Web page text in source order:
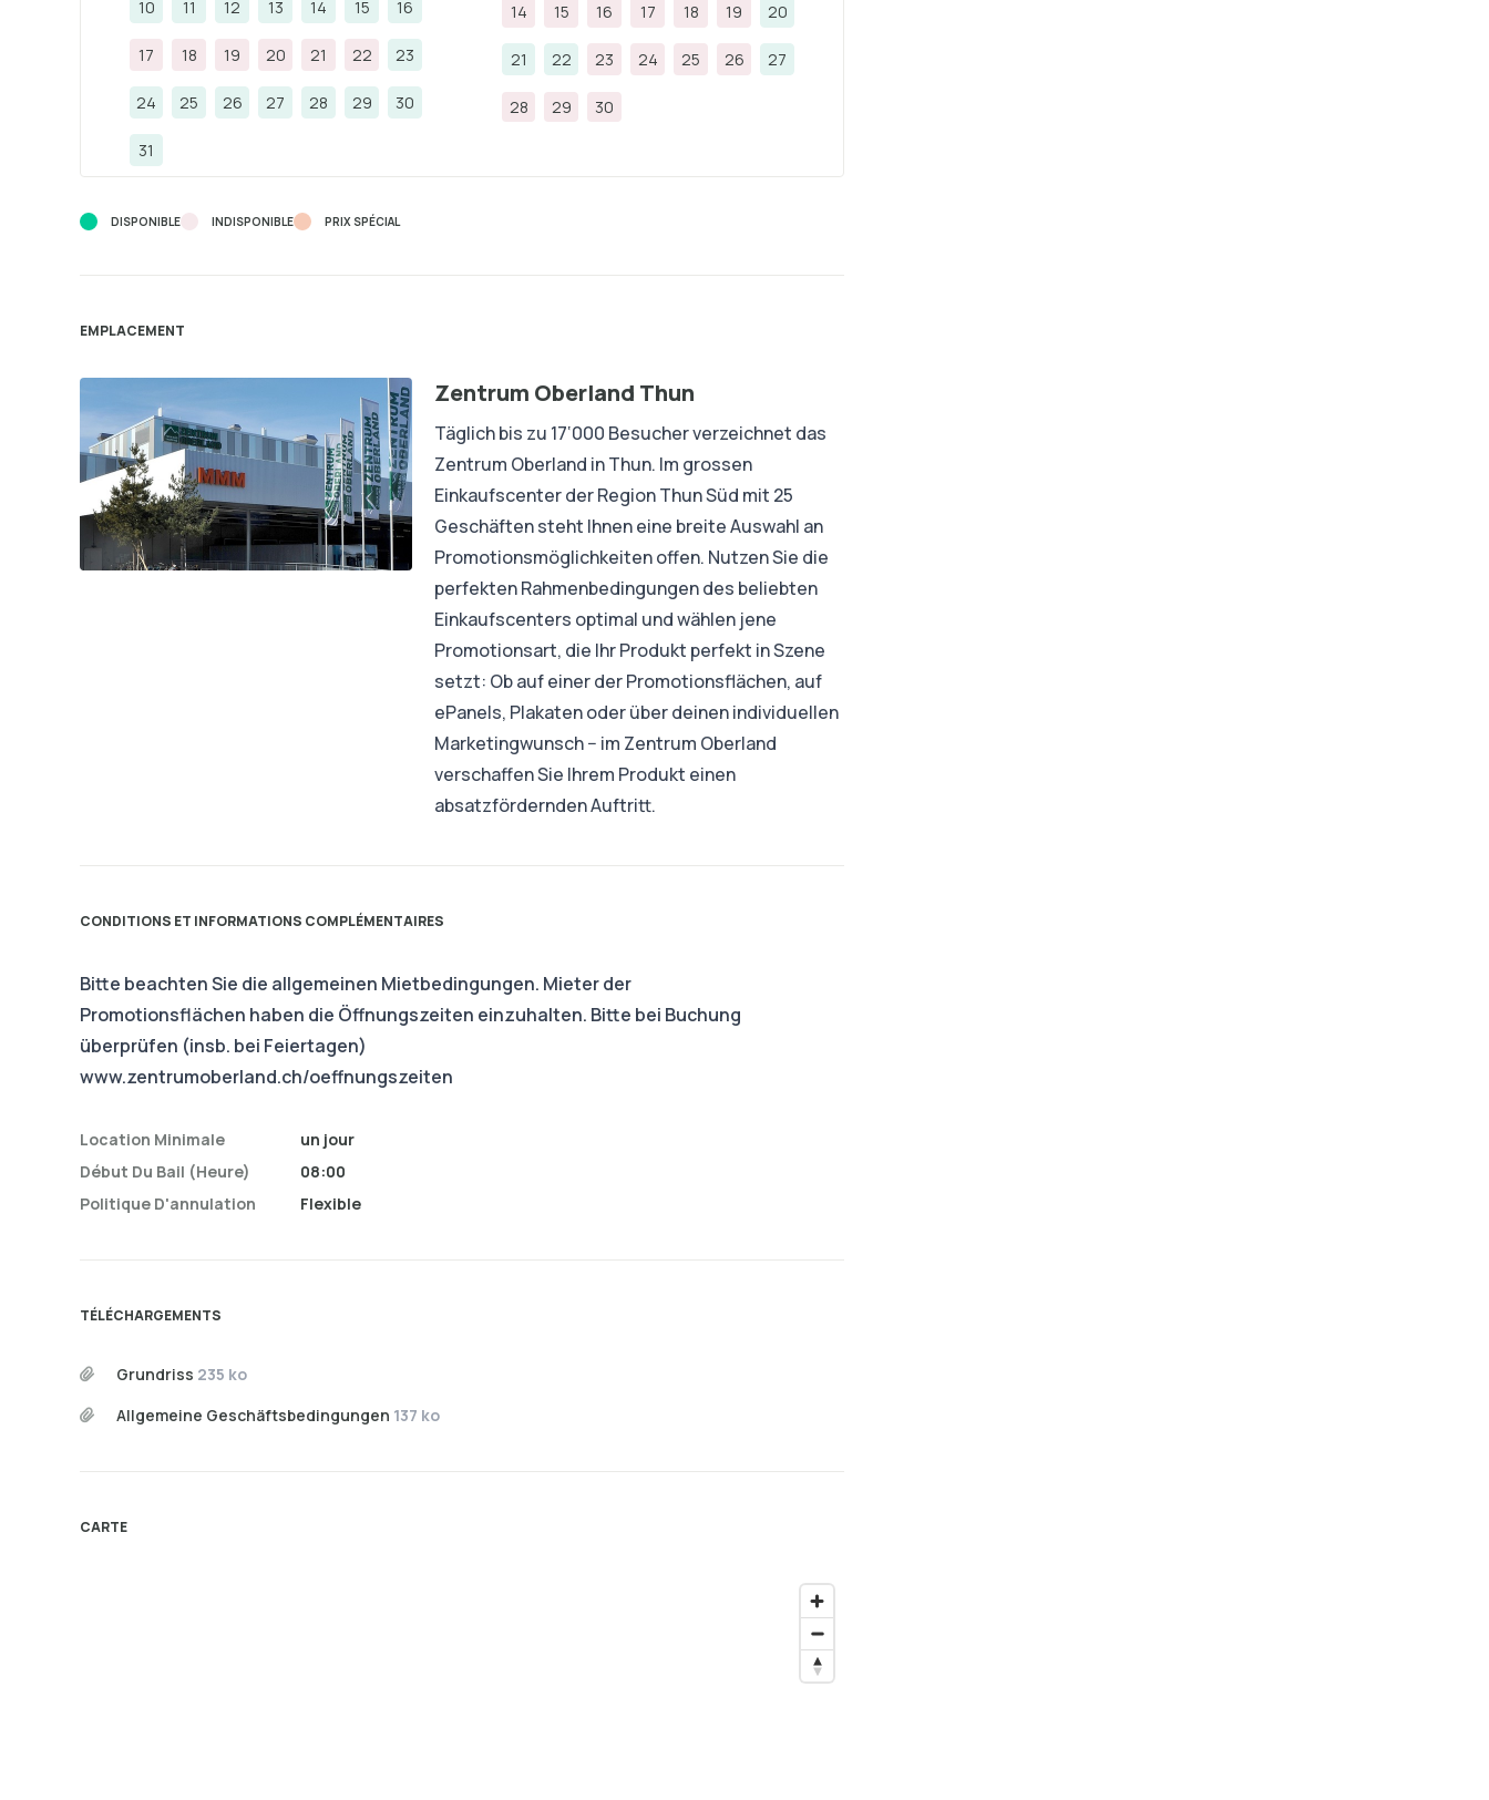
10 11 12 13 14 15 16
17 18 19 20 21 22 23
24 25 26 27 28 29 30
31
14 15 16 17 18 19 20
21 22 23 24 25 26 27
28 29 30
DISPONIBLE INDISPONIBLE PRIX ​​SPÉCIAL
EMPLACEMENT
Zentrum Oberland Thun
Täglich bis zu 17‘000 Besucher verzeichnet das
Zentrum Oberland in Thun. Im grossen
Einkaufscenter der Region Thun Süd mit 25
Geschäften steht Ihnen eine breite Auswahl an
Promotionsmöglichkeiten offen. Nutzen Sie die
perfekten Rahmenbedingungen des beliebten
Einkaufscenters optimal und wählen jene
Promotionsart, die Ihr Produkt perfekt in Szene
setzt: Ob auf einer der Promotionsflächen, auf
ePanels, Plakaten oder über deinen individuellen
Marketingwunsch − im Zentrum Oberland
verschaffen Sie Ihrem Produkt einen
absatzfördernden Auftritt.
CONDITIONS ET INFORMATIONS COMPLÉMENTAIRES
Bitte beachten Sie die allgemeinen Mietbedingungen. Mieter der
Promotionsflächen haben die Öffnungszeiten einzuhalten. Bitte bei Buchung
überprüfen (insb. bei Feiertagen)
www.zentrumoberland.ch/oeffnungszeiten
Location Minimale
Début Du Bail (heure)
Politique D'annulation
un jour
08:00
Flexible
TÉLÉCHARGEMENTS
Grundriss 235 ko
Allgemeine Geschäftsbedingungen 137 ko
CARTE